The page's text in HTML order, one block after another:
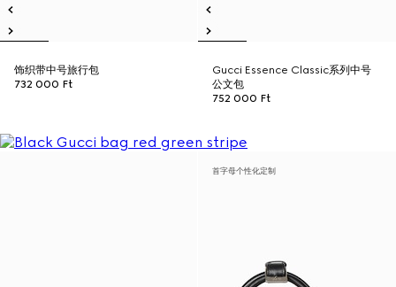
饰织带中号旅行包
732 000 Ft
Gucci Essence Classic系列中号
公文包
752 000 Ft
首字母个性化定制